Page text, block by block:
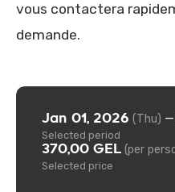
vous contactera
demande.
Jan 01, 2026 (Thu) —
Selected period
370,00 GEL (per
Selected price